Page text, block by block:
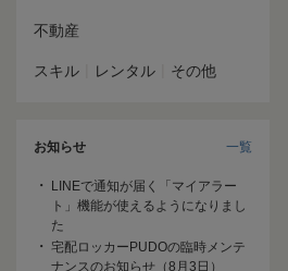
不動産
スキル レンタル その他
お知らせ 一覧
LINEで通知が届く「マイアラー
ト」機能が使えるようになりまし
た
宅配ロッカーPUDOの臨時メンテ
ナンスのお知らせ（8月3日）